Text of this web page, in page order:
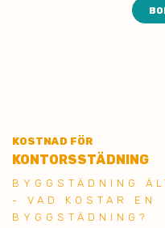
KOSTNAD FÖR
KONTORSSTÄDNING
BYGGSTÄDNING
- VAD KOSTAR EN
BYGGSTÄDNING?